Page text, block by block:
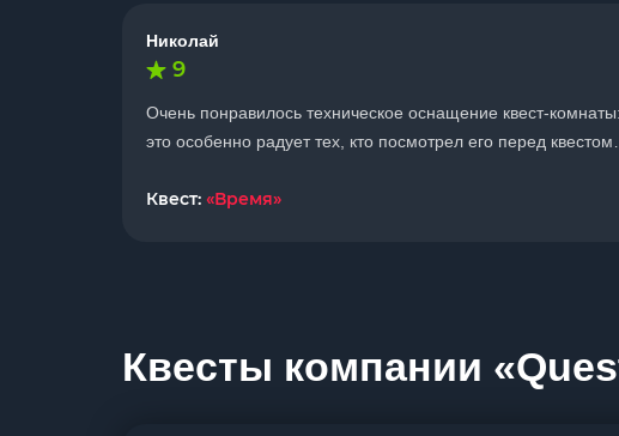
Николай
9
Очень понравилось техническое оснащение квест-
это особенно радует тех, кто посмотрел его перед
Квест: «Время»
Квесты компании